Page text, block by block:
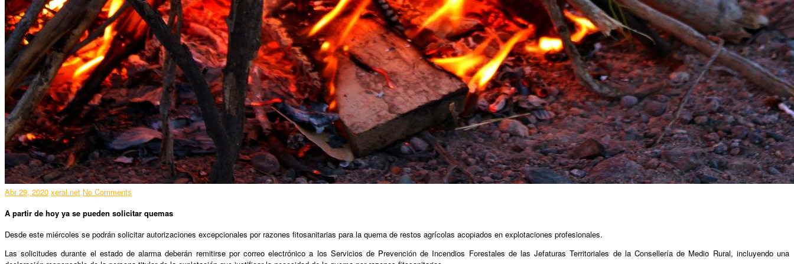
Abr 29, 2020 xeral.net No Comments
A partir de hoy ya se pueden solicitar quemas
Desde este miércoles se podrán solicitar autorizaciones excepcionales por razones fitosanitarias para la quema de restos agrícolas acopiados en explotaciones profesionales.
Las solicitudes durante el estado de alarma deberán remitirse por correo electrónico a los Servicios de Prevención de Incendios Forestales de las Jefaturas Territoriales de la Consellería de Medio Rural, incluyendo una